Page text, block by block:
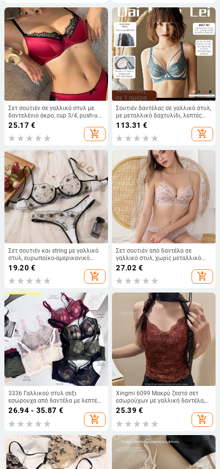
Σετ σουτιέν σε γαλλικό στυλ με
δαντελένιο άκρο, cup 3/4, push-up,
με μεταλλικό δαχτύλι, κύριο
ύφασμα νάιλον δαντέλα, σταθερές
διπλές τιράντες
25.17 €
add_shopping_cart
Σουτιέν δαντέλας σε γαλλικό στυλ,
με μεταλλικό δαχτυλίδι, λεπτές
μορφοποιημένες κούπες, τρεις
σειρές κλεισίματος στην πλάτη,
σταθεροί διπλοί ιμάντες
113.31 €
add_shopping_cart
Σετ σουτιέν και string με γαλλικό
στυλ, ευρωπαϊκο-αμερικανικό
σχέδιο, διακριτική μαύρη και
διαφανές τούλι
19.20 €
add_shopping_cart
Σετ σουτιέν από δαντέλα σε
γαλλικό στυλ, χωρίς μεταλλικό
πλαίσιο, push-up για μικρό στήθος
27.02 €
add_shopping_cart
3336 Γαλλικού στυλ σεξι
εσώρουχα από δαντέλα με λεπτές
επενδύσεις, διαπνέοντα και άνετα,
26.94 - 35.87 €
add_shopping_cart
Xingmi 6099 Μακρύ ζεστό σετ
εσωρούχων με γαλλική δαντέλα,
βαθύ V, επένδυση και τιράντες –
25.39 €
add_shopping_cart